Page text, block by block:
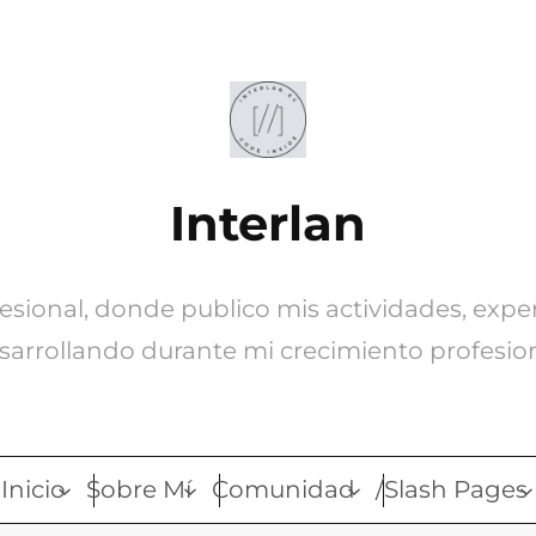
Interlan
donde publico mis actividades,
durante mi crecimiento
Inicio Sobre Mí Comunidad /Slash Pages